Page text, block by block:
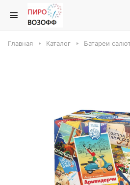
Главная Каталог Батареи